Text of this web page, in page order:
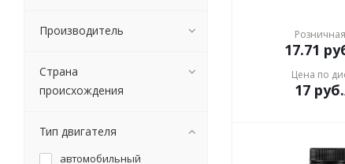
17.71
Цена по
17руб.
Производитель
Страна
происхождения
Тип двигателя
автомобильный